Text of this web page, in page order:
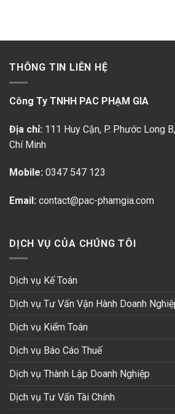
THÔNG TIN LIÊN HỆ
Công Ty TNHH PAC PHẠM GIA
Địa chỉ: 111 Huy Cận, P. Phước Long B
Chí Minh
Mobile: 0347 547 123
Email: contact@pac-phamgia.com
DỊCH VỤ CỦA CHÚNG TÔI
Dịch vụ Kế Toán
Dịch vụ Tư Vấn Vận Hành Doanh
Dịch vụ Kiểm Toán
Dịch vụ Báo Cáo Thuế
Dịch vụ Thành Lập Doanh Nghiệp
Dịch vụ Tư Vấn Tài Chính